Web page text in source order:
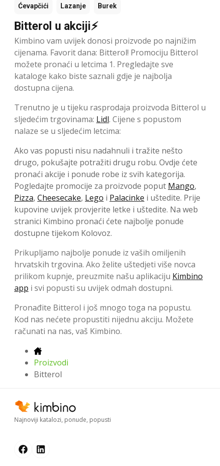
Ćevapčići Lazanje Burek
Bitterol u akciji⚡
Kimbino vam uvijek donosi proizvode po najnižim
cijenama. Favorit dana: Bitterol! Promociju Bitterol
možete pronaći u letcima 1. Pregledajte sve
kataloge kako biste saznali gdje je najbolja
dostupna cijena.
Trenutno je u tijeku rasprodaja proizvoda Bitterol u
sljedećim trgovinama: Lidl. Cijene s popustom
nalaze se u sljedećim letcima:
Ako vas popusti nisu nadahnuli i tražite nešto
drugo, pokušajte potražiti drugu robu. Ovdje ćete
pronaći akcije i ponude robe iz svih kategorija.
Pogledajte promocije za proizvode poput Mango,
Pizza, Cheesecake, Lego i Palacinke i uštedite. Prije
kupovine uvijek provjerite letke i uštedite. Na web
stranici Kimbino pronaći ćete najbolje ponude
dostupne tijekom Kolovoz.
Prikupljamo najbolje ponude iz vaših omiljenih
hrvatskih trgovina. Ako želite uštedjeti više novca
prilikom kupnje, preuzmite našu aplikaciju Kimbino
app i svi popusti su uvijek odmah dostupni.
Pronađite Bitterol i još mnogo toga na popustu.
Kod nas nećete propustiti nijednu akciju. Možete
računati na nas, vaš Kimbino.
Proizvodi
Bitterol
Najnoviji katalozi, ponude, popusti